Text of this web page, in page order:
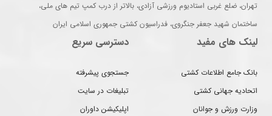
تهران، ضلع غربی استادیوم ورزشی آزادی، بالاتر از درب کمپ تیم های ملی،
ساختمان شهید جعفر جنگروی، فدراسیون کشتی جمهوری اسلامی ایران
لینک های مفید
بانک جامع اطلاعات کشتی
اتحادیه جهانی کشتی
وزارت ورزش و جوانان
دسترسی سریع
جستجوی پیشرفته
تبلیغات در سایت
اپلیکیشن داوران